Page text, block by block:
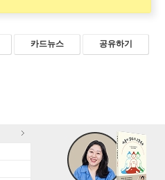
카드뉴스 공유하기